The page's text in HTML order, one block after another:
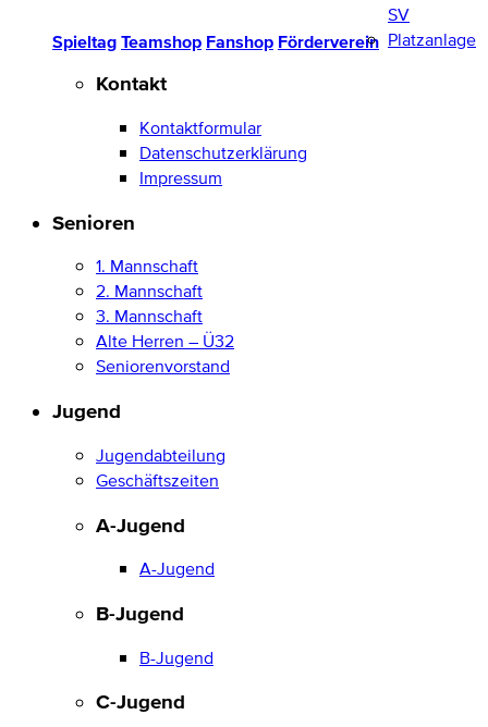
Spieltag Teamshop Fanshop Förderverein
SV
Platzanlage
Kontakt
Kontaktformular
Datenschutzerklärung
Impressum
Senioren
1. Mannschaft
2. Mannschaft
3. Mannschaft
Alte Herren – Ü32
Seniorenvorstand
Jugend
Jugendabteilung
Geschäftszeiten
A-Jugend
A-Jugend
B-Jugend
B-Jugend
C-Jugend